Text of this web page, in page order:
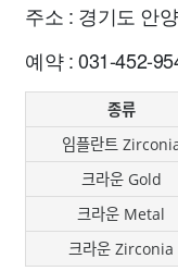
주소 : 경기도 안
예약 : 031-452-
종류
임플란트
크라운 Gold
크라운 Metal
크라운 Zirconia